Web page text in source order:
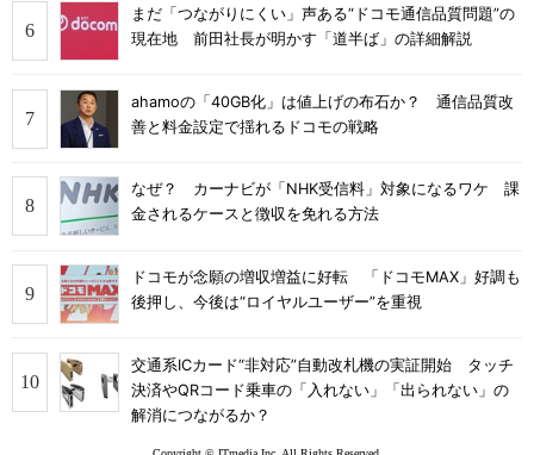
まだ「つながりにくい」声ある“ドコモ通信品質問題”の
現在地 前田社長が明かす「道半ば」の詳細解説
ahamoの「40GB化」は値上げの布石か？ 通信品質改
善と料金設定で揺れるドコモの戦略
なぜ？ カーナビが「NHK受信料」対象になるワケ 課
金されるケースと徴収を免れる方法
ドコモが念願の増収増益に好転 「ドコモMAX」好調も
後押し、今後は“ロイヤルユーザー”を重視
交通系ICカード“非対応”自動改札機の実証開始 タッチ
決済やQRコード乗車の「入れない」「出られない」の
解消につながるか？